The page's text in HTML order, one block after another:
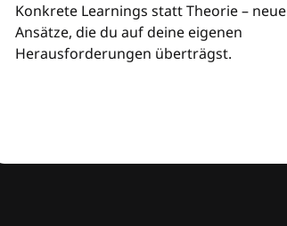
Konkrete Learnings statt Theorie – neue
Ansätze, die du auf deine eigenen
Herausforderungen überträgst.